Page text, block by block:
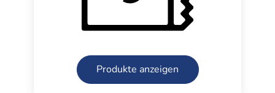
Produkte anzeigen